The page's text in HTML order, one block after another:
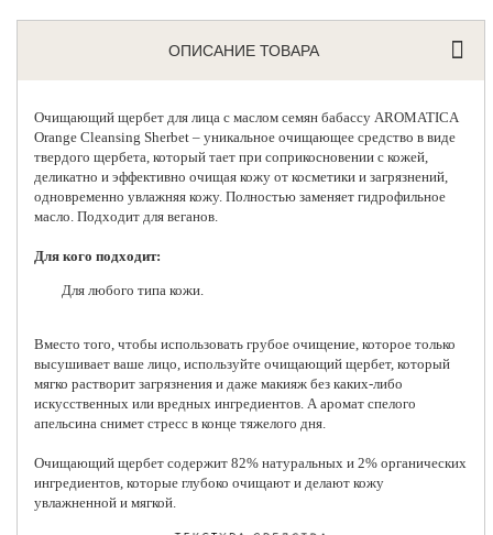
ОПИСАНИЕ ТОВАРА
Очищающий щербет для лица с маслом семян бабассу AROMATICA
Orange Cleansing Sherbet – уникальное очищающее средство в виде
твердого щербета, который тает при соприкосновении с кожей,
деликатно и эффективно очищая кожу от косметики и загрязнений,
одновременно увлажняя кожу. Полностью заменяет гидрофильное
масло. Подходит для веганов.
Для кого подходит:
Для любого типа кожи.
Вместо того, чтобы использовать грубое очищение, которое только
высушивает ваше лицо, используйте очищающий щербет, который
мягко растворит загрязнения и даже макияж без каких-либо
искусственных или вредных ингредиентов. А аромат спелого
апельсина снимет стресс в конце тяжелого дня.
Очищающий щербет содержит 82% натуральных и 2% органических
ингредиентов, которые глубоко очищают и делают кожу
увлажненной и мягкой.